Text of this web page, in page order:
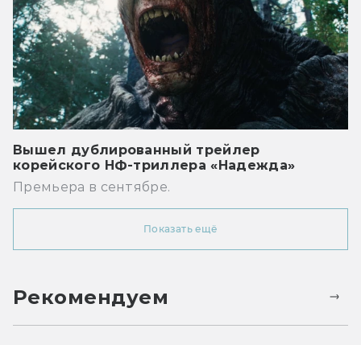
Вышел дублированный трейлер
корейского НФ-триллера «Надежда»
Премьера в сентябре.
Показать ещё
Рекомендуем